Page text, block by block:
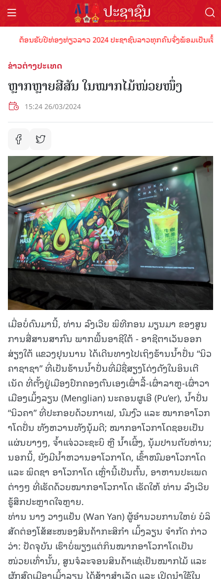
ຕ້ອນຮັບປີທ່ອງທ່ຽວລາວ 2024 ປະຊາຊົນລາວທຸກຄົນຈົ່ງພ້ອມເປັນເຈົ້າ
ຂ່າວຕ່າງປະເທດ
ຫຼາກຫຼາຍສີສັນ ໃນໝາກໄມ້ໜ່ວຍໜຶ່ງ
15:24 26/03/2024
ເມື່ອບໍ່ດົນມານີ້, ທ່ານ ລົງເວີຍ ພິທີກອນ ມຽນມາ ຂອງສູນ
ການສື່ສານສາກົນ ພາກພື້ນອາຊີໃຕ້ - ອາຊີຕາເວັນອອກ
ສ່ຽງໃຕ້ ແຂວງຢຸນນານ ໄດ້ເດີນທາງໄປເຖິງຮ້ານນ້ຳປັ່ນ “ນິວ
ຄາຊາຊາ” ທີ່ເປັນຮ້ານນ້ຳປັ່ນທີ່ມີຊື່ສຽງໂດ່ງດັງໃນອິນເຕີ
ເນັດ ທີ່ຕັ້ງຢູ່ເມືອງປົກຄອງຕົນເອງເຜົ່າລື້-ເຜົ່າລາຫູ-ເຜົ່າວາ
ເມືອງເມິ້ງລຽນ (Menglian) ນະຄອນຜູເອີ (Pu’er), ນ້ຳປັ່ນ
“ນິວຄາ” ທີ່ປະກອບດ້ວຍກາເຟ, ນົມງົວ ແລະ ໝາກອາໂວກ
າໂດປັ່ນ ທັງຫວານທັງນຸ້ມດີ; ໝາກອາໂວກາໂດຊອຍເປັນ
ແຜ່ນບາງໆ, ຈ້ຳແຈ່ວວະຊະບິ ຫຼື ນໍ້າເຜິ້ງ, ນຸ້ມປານຕັບຫ່ານ;
ນອກນີ້, ຍັງມີນ້ຳຫວານອາໂວກາໂດ, ເຂົ້າໜົມອາໂວກາໂດ
ແລະ ພິດຊາ ອາໂວກາໂດ ເຫຼົ່ານີ້ເປັນຕົ້ນ, ອາຫານປະເພດ
ຕ່າງໆ ທີ່ເຮັດດ້ວຍໝາກອາໂວກາໂດ ເຮັດໃຫ້ ທ່ານ ລົງເວີຍ
ຮູ້ສຶກປະຫຼາດໃຈຫຼາຍ.
ທ່ານ ນາງ ວາງແຢ້ນ (Wan Yan) ຜູ້ອຳນວຍການໃຫຍ່ ບໍລິ
ສັດຕ່ອງໂສ້ສະໜອງສິນຄ້າກະສິກຳ ເມິ້ງລຽນ ຈຳກັດ ກ່າວ
ວ່າ: ປັດຈຸບັນ ເຮົາບໍ່ພຽງແຕ່ກິນໝາກອາໂວກາໂດເປັນ
ໜ່ວຍເທົ່ານັ້ນ, ສູນຈໍລະຈອນສິນຄ້າແຊ່ເຢັນໝາກໄມ້ ແລະ
ຜັກສົດເມືອງເມິ້ງລຽນ ໄດ້ສ້າງສຳເລັດ ແລະ ເປີດນຳໃຊ້ໃນ